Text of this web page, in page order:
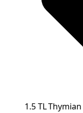
1.5TLThymian